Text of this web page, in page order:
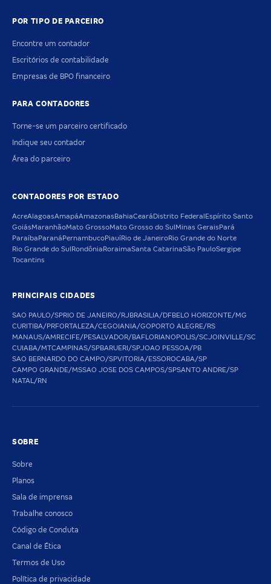
POR TIPO DE PARCEIRO
Encontre um contador
Escritórios de contabilidade
Empresas de BPO financeiro
PARA CONTADORES
Torne-se um parceiro certificado
Indique seu contador
Área do parceiro
CONTADORES POR ESTADO
AcreAlagoasAmapáAmazonas BahiaCeará Distrito Federal Espírito Santo
GoiásMaranhãoMato GrossoMato Grosso do Sul Minas Gerais Pará
Paraíba Paraná PernambucoPiauíRio de JaneiroRio Grande do Norte
Rio Grande do Sul Rondônia RoraimaSanta CatarinaSão PauloSergipe
Tocantins
PRINCIPAIS CIDADES
SAO PAULO/SPRIO DE JANEIRO/RJBRASILIA/DFBELO HORIZONTE/MG
CURITIBA/PRFORTALEZA/CEGOIANIA/GOPORTO ALEGRE/RS
MANAUS/AMRECIFE/PESALVADOR/BAFLORIANOPOLIS/SCJOINVILLE/SC
CUIABA/MTCAMPINAS/SPBARUERI/SPJOAO PESSOA/PB
SAO BERNARDO DO CAMPO/SPVITORIA/ESSOROCABA/SP
CAMPO GRANDE/MSSAO JOSE DOS CAMPOS/SPSANTO ANDRE/SP
NATAL/RN
SOBRE
Sobre
Planos
Sala de imprensa
Trabalhe conosco
Código de Conduta
Canal de Ética
Termos de Uso
Política de privacidade